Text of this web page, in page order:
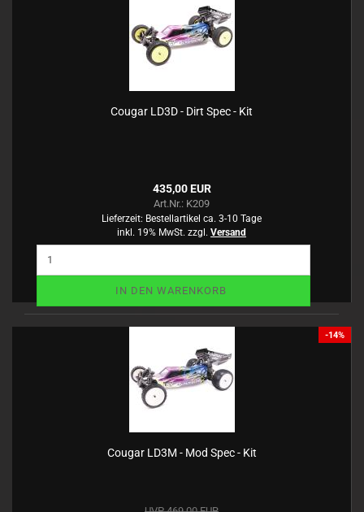
Cougar LD3D - Dirt Spec - Kit
435,00 EUR
Art.Nr.: K209
Lieferzeit: Bestellartikel ca. 3-10 Tage
inkl. 19% MwSt. zzgl. Versand
IN DEN WARENKORB
-14%
Cougar LD3M - Mod Spec - Kit